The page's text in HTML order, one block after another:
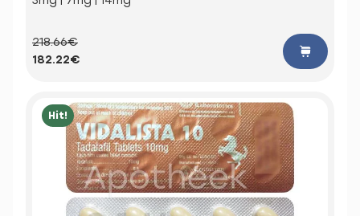
218.66€
182.22€
Hit!